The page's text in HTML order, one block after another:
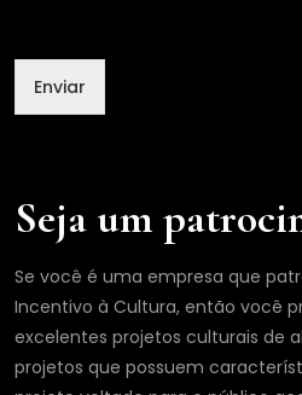
Enviar
Seja um
Se você é uma empresa que
Incentivo à Cultura, então você
excelentes projetos culturais de
projetos que possuem